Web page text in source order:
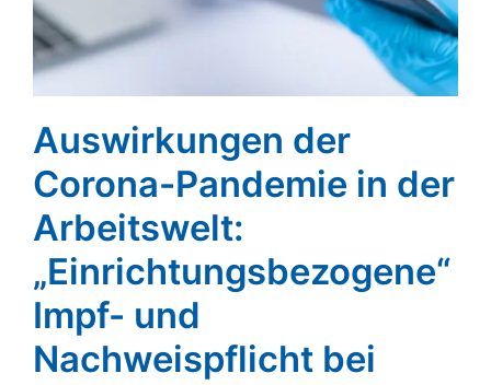
Auswirkungen der
Corona-Pandemie in der
Arbeitswelt:
„Einrichtungsbezogene“
Impf- und
Nachweispflicht bei